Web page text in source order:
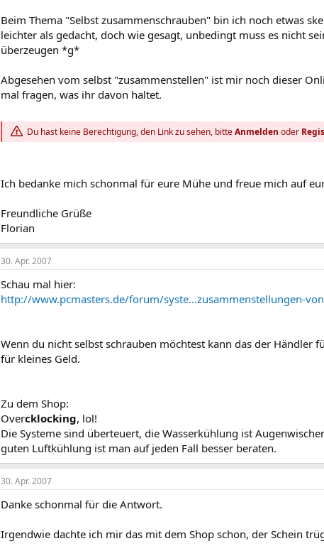
Beim Thema "Selbst zusammenschrauben" bin ich noch etwas
leichter als gedacht, doch wie gesagt, unbedingt muss es nicht
überzeugen *g*
Abgesehen vom selbst "zusammenstellen" ist mir noch dieser
mal fragen, was ihr davon haltet.
Du hast keine Berechtigung, den Link zu sehen, bitteAnmelden oder
Ich bedanke mich schonmal für eure Mühe und freue mich auf
Freundliche Grüße
Florian
30. Apr. 2007
Schau mal hier:
http://www.pcmasters.de/forum/syste...zusammenstellungen-
Wenn du nicht selbst schrauben möchtest kann das der Händler
für kleines Geld.
Zu dem Shop:
Overcklocking, lol!
Die Systeme sind überteuert, die Wasserkühlung ist
guten Luftkühlung ist man auf jeden Fall besser beraten.
30. Apr. 2007
Danke schonmal für die Antwort.
Irgendwie dachte ich mir das mit dem Shop schon, der Schein